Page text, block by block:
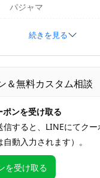
パジャマ
S、M、L、XL、XXL
（※土日祝除く）、合計
度でお届け
クレジットカード（
Discover、AMERICAN
PayPal、銀行振込
続きを見る
＆無料カスタム相談
ンを受け取る
すると、LINEにてクー
動入力されます）。
を受け取る